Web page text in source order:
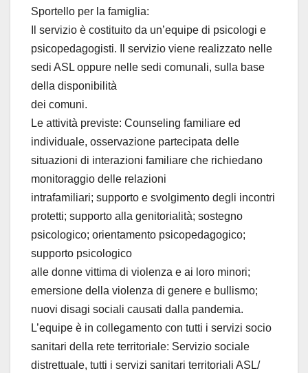
Sportello per la famiglia:
Il servizio è costituito da un’equipe di psicologi e
psicopedagogisti. Il servizio viene realizzato nelle
sedi ASL oppure nelle sedi comunali, sulla base
della disponibilità
dei comuni.
Le attività previste: Counseling familiare ed
individuale, osservazione partecipata delle
situazioni di interazioni familiare che richiedano
monitoraggio delle relazioni
intrafamiliari; supporto e svolgimento degli incontri
protetti; supporto alla genitorialità; sostegno
psicologico; orientamento psicopedagogico;
supporto psicologico
alle donne vittima di violenza e ai loro minori;
emersione della violenza di genere e bullismo;
nuovi disagi sociali causati dalla pandemia.
L’equipe è in collegamento con tutti i servizi socio
sanitari della rete territoriale: Servizio sociale
distrettuale, tutti i servizi sanitari territoriali ASL/